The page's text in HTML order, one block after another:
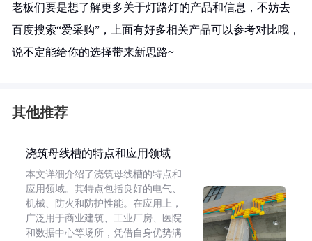
老板们要是想了解更多关于灯路灯的产品和信息，不妨去
百度搜索“爱采购”，上面有好多相关产品可以参考对比哦，
说不定能给你的选择带来新思路~
其他推荐
浇筑母线槽的特点和应用领域
本文详细介绍了浇筑母线槽的特点和
应用领域。其特点包括良好的电气、
机械、防火和防护性能。在应用上，
广泛用于商业建筑、工业厂房、医院
和数据中心等场所，凭借自身优势满